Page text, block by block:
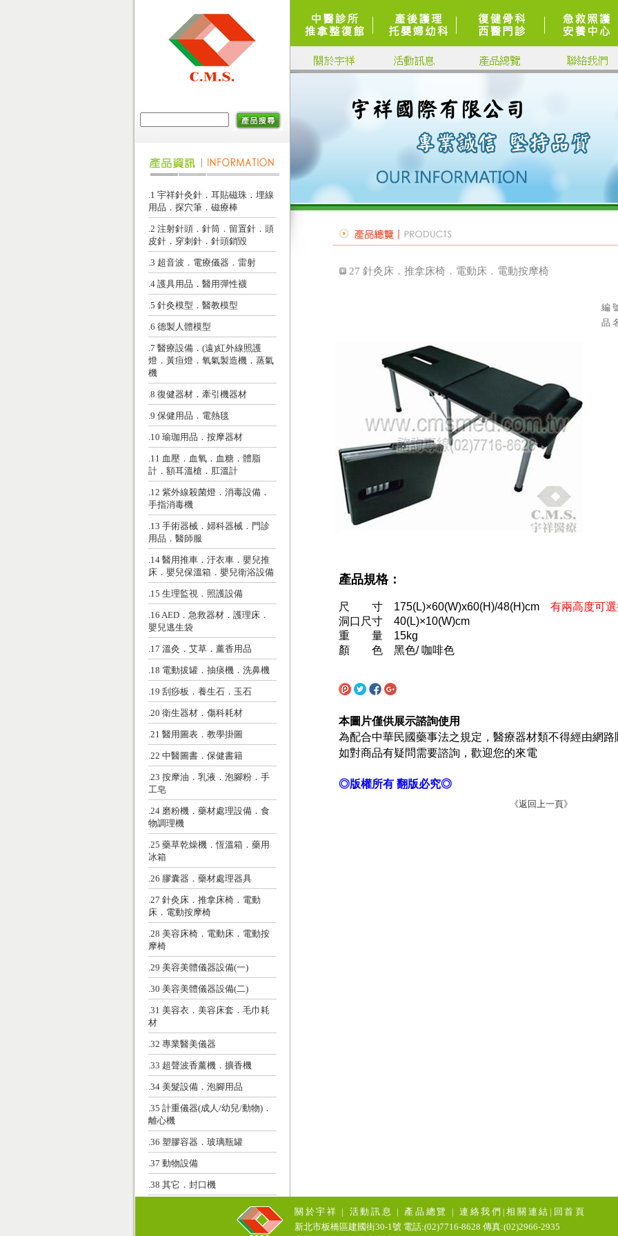
.1 宇祥針灸針．耳貼磁珠．埋線
用品．探穴筆．磁療棒
.2 注射針頭．針筒．留置針．頭
皮針．穿刺針．針頭銷毀
.3 超音波．電療儀器．雷射
.4 護具用品．醫用彈性襪
.5 針灸模型．醫教模型
.6 德製人體模型
.7 醫療設備．(遠)紅外線照護
燈．黃疸燈．氧氣製造機．蒸氣
機
.8 復健器材．牽引機器材
.9 保健用品．電熱毯
.10 瑜珈用品．按摩器材
.11 血壓．血氧．血糖．體脂
計．額耳溫槍．肛溫計
.12 紫外線殺菌燈．消毒設備．
手指消毒機
.13 手術器械．婦科器械．門診
用品．醫師服
.14 醫用推車．汙衣車．嬰兒推
床．嬰兒保溫箱．嬰兒衛浴設備
.15 生理監視．照護設備
.16 AED．急救器材．護理床．
嬰兒逃生袋
.17 溫灸．艾草．薰香用品
.18 電動拔罐．抽痰機．洗鼻機
.19 刮痧板．養生石．玉石
.20 衛生器材．傷科耗材
.21 醫用圖表．教學掛圖
.22 中醫圖書．保健書籍
.23 按摩油．乳液．泡腳粉．手
工皂
.24 磨粉機．藥材處理設備．食
物調理機
.25 藥草乾燥機．恆溫箱．藥用
冰箱
.26 膠囊器．藥材處理器具
.27 針灸床．推拿床椅．電動
床．電動按摩椅
.28 美容床椅．電動床．電動按
摩椅
.29 美容美體儀器設備(一)
.30 美容美體儀器設備(二)
.31 美容衣．美容床套．毛巾耗
材
.32 專業醫美儀器
.33 超聲波香薰機．擴香機
.34 美髮設備．泡腳用品
.35 計重儀器(成人/幼兒/動物)．
離心機
.36 塑膠容器．玻璃瓶罐
.37 動物設備
.38 其它．封口機
27 針灸床．推拿床椅．電動床．電動按摩椅
編
品
產品規格：
尺 寸 175(L)×60(W)x60(H)/48(H)cm 有兩高度可
洞口尺寸 40(L)×10(W)cm
重 量 15kg
顏 色 黑色/ 咖啡色
本圖片僅供展示諮詢使用
為配合中華民國藥事法之規定，醫療器材類不得經由網路
如對商品有疑問需要諮詢，歡迎您的來電
◎版權所有 翻版必究◎
《返回上一頁》
關於宇祥 | 活動訊息 | 產品總覽 |連絡我們 |相關連結 | 回首頁
新北市板橋區建國街30-1號 電話:(02)7716-8628 傳真:(02)2966-2935